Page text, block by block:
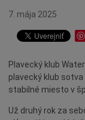
Kultúra
Ocenenia
Údržba
Doprava
7. mája 2025
Plavecký klub
plavecký klub
stabilné miesto v
Už druhý rok za